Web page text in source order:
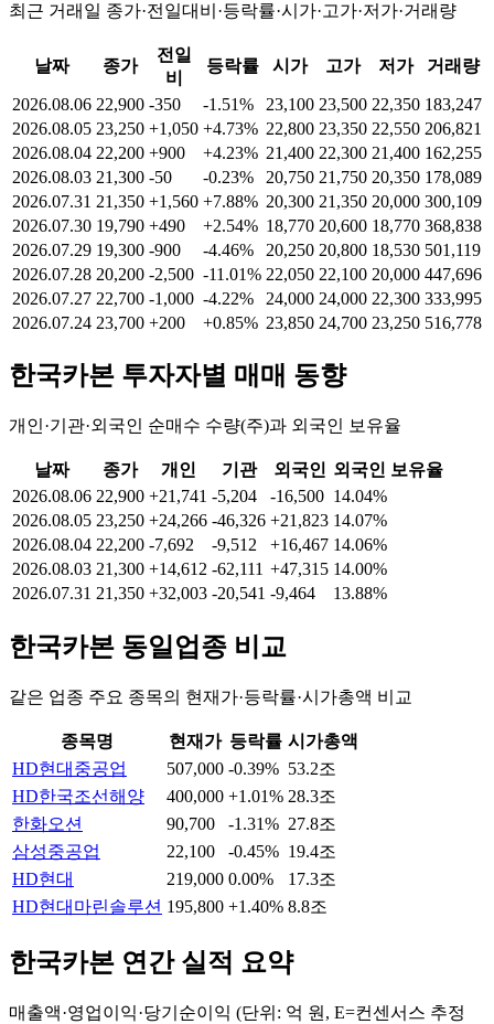
최근 거래일 종가·전일대비·등락률·시가·고가·저가·거래량
날짜 종가
전일
비
등락률 시가 고가 저가 거래량
2026.08.06 22,900 -350 -1.51% 23,100 23,500 22,350 183,247
2026.08.05 23,250 +1,050 +4.73% 22,800 23,350 22,550 206,821
2026.08.04 22,200 +900 +4.23% 21,400 22,300 21,400 162,255
2026.08.03 21,300 -50 -0.23% 20,750 21,750 20,350 178,089
2026.07.31 21,350 +1,560 +7.88% 20,300 21,350 20,000 300,109
2026.07.30 19,790 +490 +2.54% 18,770 20,600 18,770 368,838
2026.07.29 19,300 -900 -4.46% 20,250 20,800 18,530 501,119
2026.07.28 20,200 -2,500 -11.01% 22,050 22,100 20,000 447,696
2026.07.27 22,700 -1,000 -4.22% 24,000 24,000 22,300 333,995
2026.07.24 23,700 +200 +0.85% 23,850 24,700 23,250 516,778
한국카본 투자자별 매매 동향
개인·기관·외국인 순매수 수량(주)과 외국인 보유율
날짜 종가 개인 기관 외국인 외국인 보유율
2026.08.06 22,900 +21,741 -5,204 -16,500 14.04%
2026.08.05 23,250 +24,266 -46,326 +21,823 14.07%
2026.08.04 22,200 -7,692 -9,512 +16,467 14.06%
2026.08.03 21,300 +14,612 -62,111 +47,315 14.00%
2026.07.31 21,350 +32,003 -20,541 -9,464 13.88%
한국카본 동일업종 비교
같은 업종 주요 종목의 현재가·등락률·시가총액 비교
종목명 현재가 등락률 시가총액
HD현대중공업
507,000 -0.39% 53.2조
HD한국조선해양
400,000 +1.01% 28.3조
한화오션
90,700 -1.31% 27.8조
삼성중공업
22,100 -0.45% 19.4조
HD현대
219,000 0.00%
17.3조
HD현대마린솔루션 195,800 +1.40% 8.8조
한국카본 연간 실적 요약
매출액·영업이익·당기순이익 (단위: 억 원, E=컨센서스 추정